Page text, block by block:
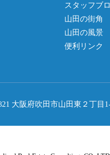
スタッフブ
山田の街角
山田の風景
便利リンク
大阪府吹田市山田東２丁